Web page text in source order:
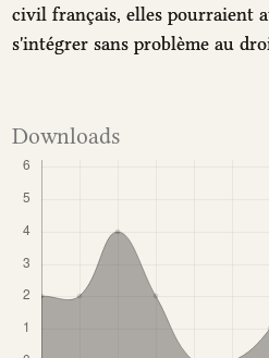
civil français, elles pourraient
s'intégrer sans problème au
Downloads